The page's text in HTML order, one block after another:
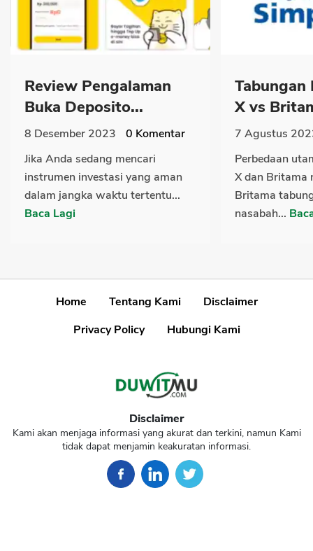
Review Pengalaman
Buka Deposito...
8 Desember 2023 0 Komentar
Jika Anda sedang mencari
instrumen investasi yang aman
dalam jangka waktu tertentu...
Baca Lagi
Tabungan
X vs
7 Agustus
Perbedaan
X dan Britama
Britama
nasabah...
Home Tentang Kami
Disclaimer
Privacy Policy
Hubungi Kami
Disclaimer
Kami akan menjaga informasi yang akurat dan terkini, namun Kami
tidak dapat menjamin keakuratan informasi.